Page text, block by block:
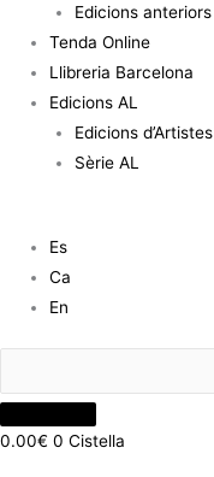
Edicions anteriors
Tenda Online
Llibreria Barcelona
Edicions AL
Edicions d’Artistes
Sèrie AL
Es
Ca
En
0.00€ 0 Cistella